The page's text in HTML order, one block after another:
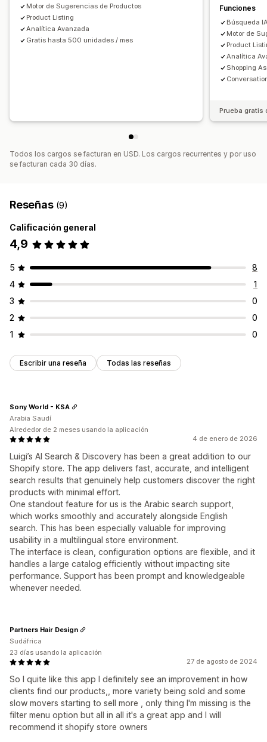
Diseño personalizado
Visualización de filtros
Filtros personalizados
Página de resultados de búsqueda
Clasificación
Recomendaciones de IA
Informes y estadísticas
Prueba A/B Tasas de clics
Tasas de conversión
Rendimiento del embudo
Motor de Sugerencias de Productos
Product Listing
Analítica Avanzada
Gratis hasta 500 unidades / mes
Funciones
Búsqueda
Motor de
Product
Analítica
Shopping
Prueba gratis
Todos los cargos se facturan en USD. Los cargos recurrentes y por uso
se facturan cada 30 días.
Reseñas (9)
Calificación general
4,9
5
8
4
1
3
0
2
0
1
0
Escribir una reseña Todas las reseñas
4 de enero de 2026
Luigi’s AI Search & Discovery has been a great addition to our
Shopify store. The app delivers fast, accurate, and intelligent
search results that genuinely help customers discover the right
products with minimal effort.
One standout feature for us is the Arabic search support,
which works smoothly and accurately alongside English
search. This has been especially valuable for improving
usability in a multilingual store environment.
The interface is clean, configuration options are flexible, and it
handles a large catalog efficiently without impacting site
performance. Support has been prompt and knowledgeable
whenever needed.
Sony World - KSA
Arabia Saudí
Alrededor de 2 meses usando la aplicación
27 de agosto de 2024
So I quite like this app I definitely see an improvement in how
clients find our products,, more variety being sold and some
slow movers starting to sell more , only thing I'm missing is the
filter menu option but all in all it's a great app and I will
recommend it shopify store owners
Partners Hair Design
Sudáfrica
23 días usando la aplicación